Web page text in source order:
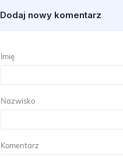
Dodaj nowy komentarz
Imię
Nazwisko
Komentarz